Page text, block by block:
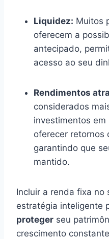
Liquidez: Muitos
oferecem a
antecipado,
acesso ao seu
Rendimentos
considerados
investimentos
oferecer retornos
garantindo que
mantido.
Incluir a renda fixa no
estratégia inteligente
proteger seu
crescimento